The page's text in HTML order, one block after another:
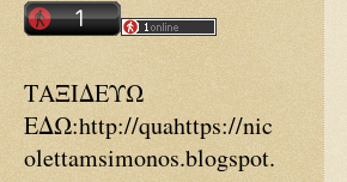
ΤΑΞΙΔΕΥΩ
ΕΔΩ:http://quahttps://nic
olettamsimonos.blogspot.